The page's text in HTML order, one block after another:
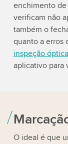
enchimento de
verificam não
também o
quanto a erros
inspeção
aplicativo para
O ideal é que